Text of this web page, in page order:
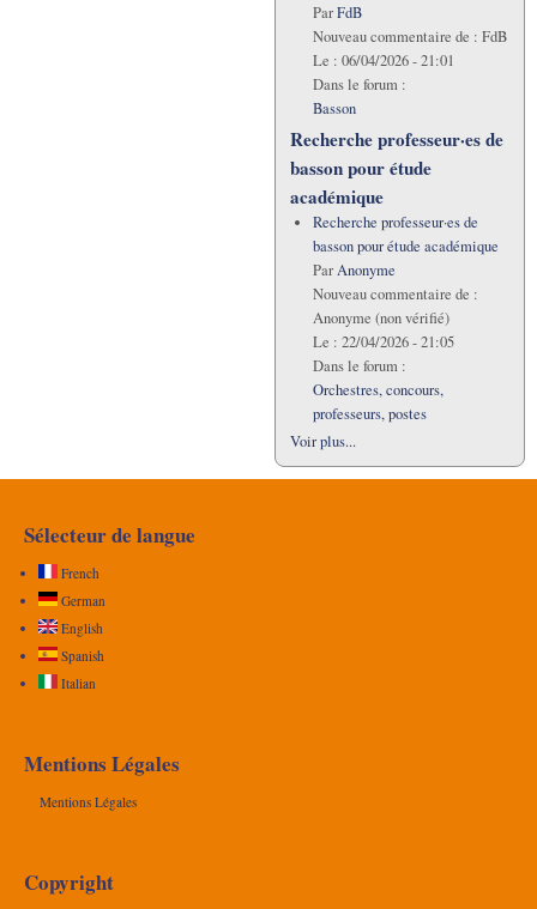
ParFdB
Nouveau commentaire de : FdB
Le : 06/04/2026 - 21:01
Dans le forum :
Basson
Recherche professeur·es de
basson pour étude
académique
Recherche professeur·es de
basson pour étude académique
ParAnonyme
Nouveau commentaire de :
Anonyme (non vérifié)
Le : 22/04/2026 - 21:05
Dans le forum :
Orchestres, concours,
professeurs, postes
Voir plus...
Sélecteur de langue
French
German
English
Spanish
Italian
Mentions Légales
Mentions Légales
Copyright